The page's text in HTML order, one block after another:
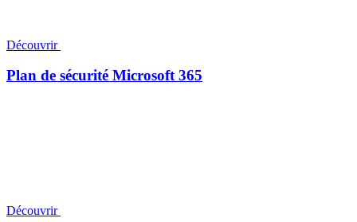
Découvrir
Plan de sécurité Microsoft 365
Découvrir